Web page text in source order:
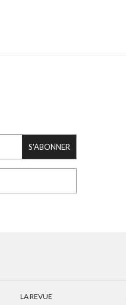
S'ABONNER
LA REVUE